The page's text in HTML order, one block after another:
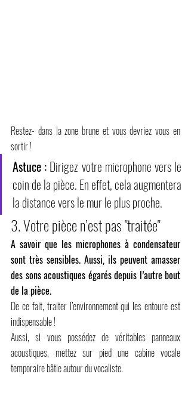
Restez- dans la zone brune et vous devriez vous en
sortir !
Astuce : Dirigez votre microphone vers le
coin de la pièce. En effet, cela augmentera
la distance vers le mur le plus proche.
3. Votre pièce n’est pas "traitée"
A savoir que les microphones à condensateur
sont très sensibles. Aussi, ils peuvent amasser
des sons acoustiques égarés depuis l’autre bout
de la pièce.
De ce fait, traiter l’environnement qui les entoure est
indispensable !
Aussi, si vous possédez de véritables panneaux
acoustiques, mettez sur pied une cabine vocale
temporaire bâtie autour du vocaliste.